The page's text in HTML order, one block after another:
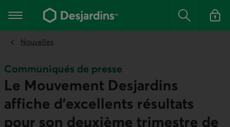
contenu
Menu principal Rechercher
Se
Nouvelles
Communiqués de presse
Le Mouvement Desjardins
affiche d'excellents résultats
pour son deuxième trimestre de